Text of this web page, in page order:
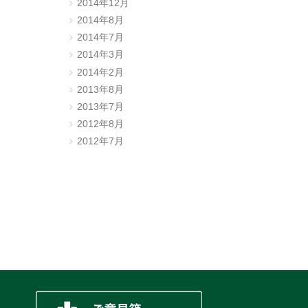
2014年12月
2014年8月
2014年7月
2014年3月
2014年2月
2013年8月
2013年7月
2012年8月
2012年7月